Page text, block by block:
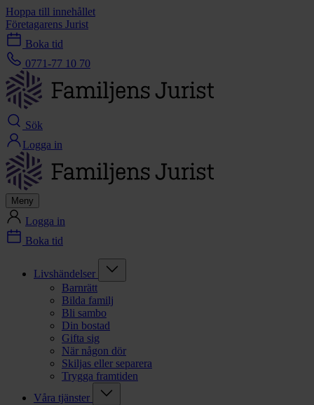
Hoppa till innehållet
Företagarens Jurist
Boka tid
0771-77 10 70
Sök
Logga in
Meny
Logga in
Boka tid
Livshändelser
Barnrätt
Bilda familj
Bli sambo
Din bostad
Gifta sig
När någon dör
Skiljas eller separera
Trygga framtiden
Våra tjänster